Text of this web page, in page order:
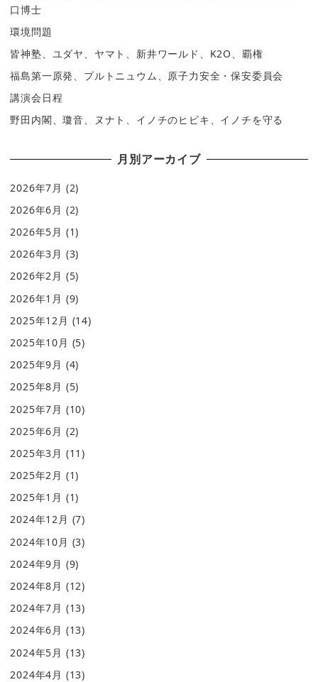
口博士
環境問題
皆神塾、ユダヤ、ヤマト、新井ワールド、K2O、覇権
福島第一原発、プルトニュウム、原子力安全・保安委員会
講演会日程
野田内閣、瓊音、ヌナト、イノチのヒビキ、イノチを守る
月別アーカイブ
2026年7月 (2)
2026年6月 (2)
2026年5月 (1)
2026年3月 (3)
2026年2月 (5)
2026年1月 (9)
2025年12月 (14)
2025年10月 (5)
2025年9月 (4)
2025年8月 (5)
2025年7月 (10)
2025年6月 (2)
2025年3月 (11)
2025年2月 (1)
2025年1月 (1)
2024年12月 (7)
2024年10月 (3)
2024年9月 (9)
2024年8月 (12)
2024年7月 (13)
2024年6月 (13)
2024年5月 (13)
2024年4月 (13)